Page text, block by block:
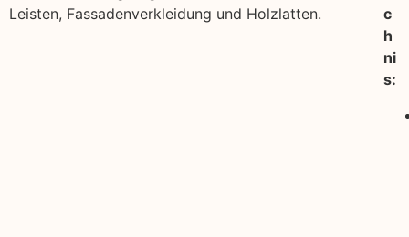
Leisten, Fassadenverkleidung und Holzlatten.
c
h
ni
s: